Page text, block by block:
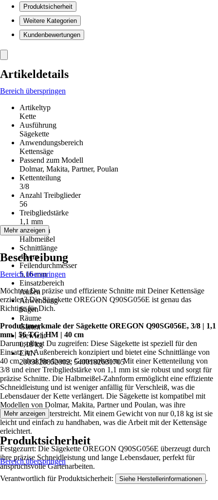
Produktsicherheit
Weitere Kategorien
Kundenbewertungen
Artikeldetails
Bereich überspringen
Artikeltyp
Kette
Ausführung
Sägekette
Anwendungsbereich
Kettensäge
Passend zum Modell
Dolmar, Makita, Partner, Poulan
Kettenteilung
3/8
Anzahl Treibglieder
56
Treibgliedstärke
1,1 mm
Zahnform
Halbmeißel
Schnittlänge
40 cm
Feilendurchmesser
5,16 mm
Einsatzbereich
Außen
Anwendung
Sägen
Räume
Garten
Gewicht
0,18 kg
EAN
2003828852002, 5400182631705
Mehr anzeigen
Beschreibung
Bereich überspringen
Möchtest Du präzise und effiziente Schnitte mit Deiner Kettensäge
erzielen? Die Sägekette OREGON Q90SG056E ist genau das
Richtige für Dich.
Produktmerkmale der Sägekette OREGON Q90SG056E, 3/8 | 1,1
mm | 56 TG | HM | 40 cm
Darum solltest Du zugreifen: Diese Sägekette ist speziell für den
Einsatz im Außenbereich konzipiert und bietet eine Schnittlänge von
40 cm, ideal für diverse Gartenarbeiten. Mit einer Kettenteilung von
3/8 und einer Treibgliedstärke von 1,1 mm ist sie robust und sorgt für
präzise Schnitte. Die Halbmeißel-Zahnform ermöglicht eine effiziente
Schneidleistung und ist weniger anfällig für Verschleiß, was die
Lebensdauer der Kette verlängert. Die Sägekette ist kompatibel mit
Modellen von Dolmar, Makita, Partner und Poulan, was ihre
Vielseitigkeit unterstreicht. Mit einem Gewicht von nur 0,18 kg ist sie
leicht und einfach zu handhaben, was die Arbeit mit der Kettensäge
erleichtert.
Festgezurrt: Die Sägekette OREGON Q90SG056E überzeugt durch
ihre präzise Schneidleistung und lange Lebensdauer, perfekt für
anspruchsvolle Gartenarbeiten.
Mehr anzeigen
Produktsicherheit
Bereich überspringen
Verantwortlich für Produktsicherheit: Siehe Herstellerinformationen .